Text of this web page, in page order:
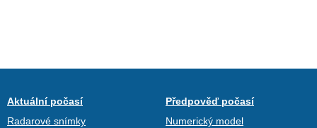
Aktuální počasí
Radarové snímky
Předpověď počasí
Numerický model